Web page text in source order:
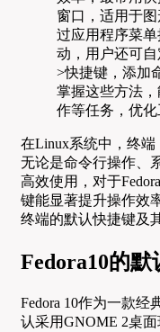
窗口，适用于
过应用程序菜单
动，用户还可
>快捷键，添加
掌握这些方法
作等任务，优化
在Linux系统中，终端
无论是命令行操作、
高效使用，对于
键能显著提升操作效
终端的默认快捷键及
Fedora10的
Fedora 10作为一款经
认采用GNOME 2桌